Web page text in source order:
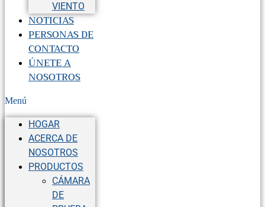
VIENTO
NOTICIAS
PERSONAS DE
CONTACTO
ÚNETE A
NOSOTROS
Menú
HOGAR
ACERCA DE
NOSOTROS
PRODUCTOS
CÁMARA
DE